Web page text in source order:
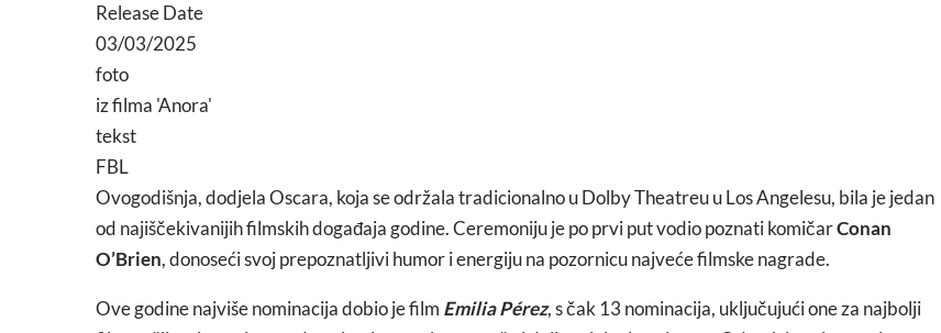
Release Date
03/03/2025
foto
iz filma 'Anora'
tekst
FBL
Ovogodišnja, dodjela Oscara, koja se održala tradicionalno u Dolby Theatreu u Los Angelesu, bila je jedan
od najiščekivanijih filmskih događaja godine. Ceremoniju je po prvi put vodio poznati komičarConan
O’Brien, donoseći svoj prepoznatljivi humor i energiju na pozornicu najveće filmske nagrade.
Ove godine najviše nominacija dobio je film Emilia Pérez, s čak 13 nominacija, uključujući one za najbolji